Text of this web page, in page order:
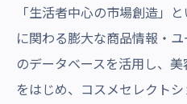
「生活者中心の市場創造」
に関わる膨大な商品情報・
のデータベースを活用し、
をはじめ、コスメセレクトシ